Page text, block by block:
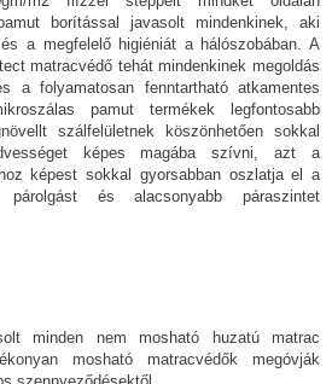
borítással javasolt mindenkinek, aki
a megfelelő higiéniát a hálószobában. A
matracvédő tehát mindenkinek megoldás
a folyamatosan fenntartható atkamentes
pamut termékek legfontosabb
szálfelületnek köszönhetően sokkal
képes magába szívni, azt a
képest sokkal gyorsabban oszlatja el a
és alacsonyabb páraszintet
minden nem mosható huzatú matrac
mosható matracvédők megóvják